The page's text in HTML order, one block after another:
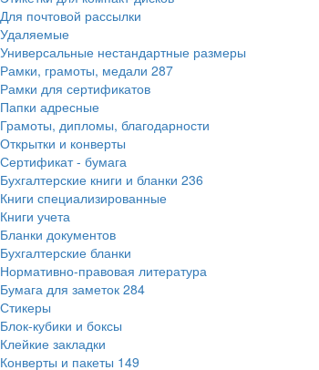
Для почтовой рассылки
Удаляемые
Универсальные нестандартные размеры
Рамки, грамоты, медали 287
Рамки для сертификатов
Папки адресные
Грамоты, дипломы, благодарности
Открытки и конверты
Сертификат - бумага
Бухгалтерские книги и бланки 236
Книги специализированные
Книги учета
Бланки документов
Бухгалтерские бланки
Нормативно-правовая литература
Бумага для заметок 284
Стикеры
Блок-кубики и боксы
Клейкие закладки
Конверты и пакеты 149